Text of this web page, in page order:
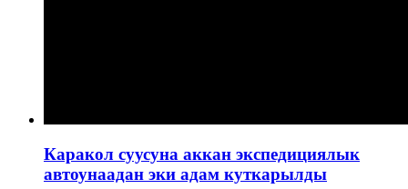
Каракол суусуна аккан экспедициялык
автоунаадан эки адам куткарылды